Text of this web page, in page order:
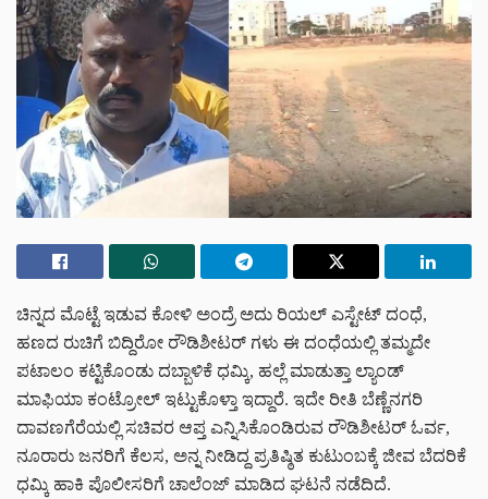
ಚಿನ್ನದ ಮೊಟ್ಟೆ ಇಡುವ ಕೋಳಿ ಅಂದ್ರೆ ಅದು ರಿಯಲ್ ಎಸ್ಟೇಟ್ ದಂಧೆ,
ಹಣದ ರುಚಿಗೆ ಬಿದ್ದಿರೋ ರೌಡಿಶೀಟರ್ ಗಳು ಈ ದಂಧೆಯಲ್ಲಿ ತಮ್ಮದೇ
ಪಟಾಲಂ ಕಟ್ಟಿಕೊಂಡು ದಬ್ಬಾಳಿಕೆ ಧಮ್ಕಿ, ಹಲ್ಲೆ ಮಾಡುತ್ತಾ ಲ್ಯಾಂಡ್
ಮಾಫಿಯಾ ಕಂಟ್ರೋಲ್ ಇಟ್ಟುಕೊಳ್ತಾ ಇದ್ದಾರೆ. ಇದೇ ರೀತಿ ಬೆಣ್ಣೆನಗರಿ
ದಾವಣಗೆರೆಯಲ್ಲಿ ಸಚಿವರ ಆಪ್ತ ಎನ್ನಿಸಿಕೊಂಡಿರುವ ರೌಡಿಶೀಟರ್ ಓರ್ವ,
ನೂರಾರು ಜನರಿಗೆ ಕೆಲಸ, ಅನ್ನ ನೀಡಿದ್ದ ಪ್ರತಿಷ್ಠಿತ ಕುಟುಂಬಕ್ಕೆ ಜೀವ ಬೆದರಿಕೆ
ಧಮ್ಕಿ ಹಾಕಿ ಪೊಲೀಸರಿಗೆ ಚಾಲೆಂಜ್ ಮಾಡಿದ ಘಟನೆ ನಡೆದಿದೆ.